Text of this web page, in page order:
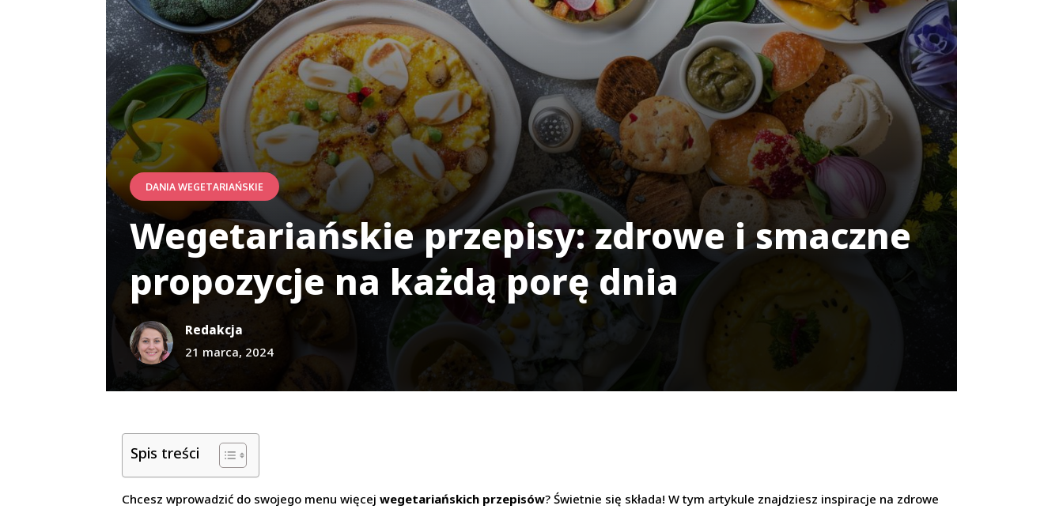
DANIA WEGETARIAŃSKIE
Wegetariańskie przepisy: zdrowe i smaczne
propozycje na każdą porę dnia
Redakcja
21 marca, 2024
Spis treści
Chcesz wprowadzić do swojego menu więcejwegetariańskich przepisów? Świetnie się składa! W tym artykule znajdziesz inspiracje na zdrowe